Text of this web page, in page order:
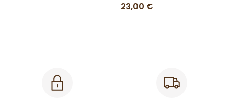
23,00 €